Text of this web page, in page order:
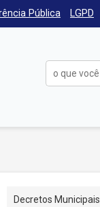
Pública LGPD
Decretos Municipais